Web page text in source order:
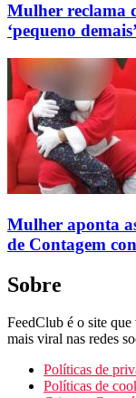
Mulher reclama
‘pequeno
Mulher aponta
de Contagem
Sobre
FeedClub é o site
mais viral nas redes
Políticas de
Políticas de